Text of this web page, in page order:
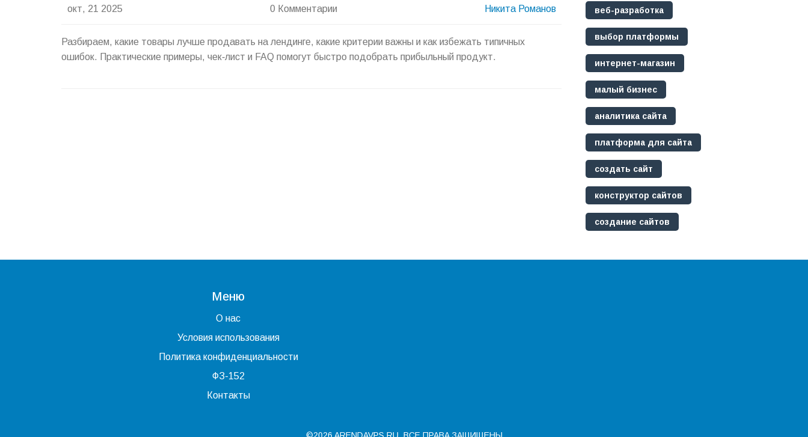
окт, 21 2025 0 Комментарии Никита Романов
Разбираем, какие товары лучше продавать на лендинге, какие критерии важны и как избежать типичных
ошибок. Практические примеры, чек‑лист и FAQ помогут быстро подобрать прибыльный продукт.
веб-разработка
выбор платформы
интернет-магазин
малый бизнес
аналитика сайта
платформа для сайта
создать сайт
конструктор сайтов
создание сайтов
Меню
О нас
Условия использования
Политика конфиденциальности
ФЗ-152
Контакты